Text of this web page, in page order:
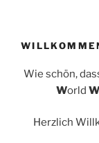
Wie schön,
World W
Herzlich